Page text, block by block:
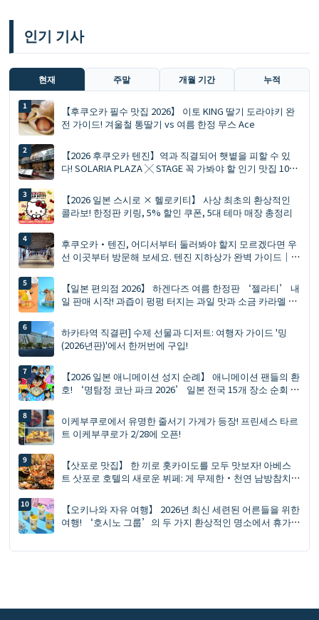
인기 기사
현재 주말 개월 기간 누적
【후쿠오카 필수 맛집 2026】 이토 KING 딸기 도라야키 완
전 가이드! 겨울철 통딸기 vs 여름 한정 무스 Ace
【2026 후쿠오카 텐진】역과 직결되어 햇볕을 피할 수 있
다! SOLARIA PLAZA ╳ STAGE 꼭 가봐야 할 인기 맛집 10선
【2026 일본 스시로 × 헬로키티】 사상 최초의 환상적인
콜라보! 한정판 키링, 5% 할인 쿠폰, 5대 테마 매장 총정리
후쿠오카·텐진, 어디서부터 둘러봐야 할지 모르겠다면 우
선 이곳부터 방문해 보세요. 텐진 지하상가 완벽 가이드｜
【일본 편의점 2026】 하겐다즈 여름 한정판 ‘젤라티’ 내
일 판매 시작! 과즙이 펑펑 터지는 과일 맛과 소금 카라멜 피
하카타역 직결편] 수제 선물과 디저트: 여행자 가이드 '밍
(2026년판)'에서 한꺼번에 구입!
【2026 일본 애니메이션 성지 순례】 애니메이션 팬들의 환
호! ‘명탐정 코난 파크 2026’ 일본 전국 15개 장소 순회 개
이케부쿠로에서 유명한 줄서기 가게가 등장! 프린세스 타르
트 이케부쿠로가 2/28에 오픈!
【삿포로 맛집】 한 끼로 홋카이도를 모두 맛보자! 아베스
트 삿포로 호텔의 새로운 뷔페: 게 무제한・천연 남방참치
【오키나와 자유 여행】 2026년 최신 세련된 어른들을 위한
여행! ‘호시노 그룹’의 두 가지 환상적인 명소에서 휴가
여유로운 여행 제안✨